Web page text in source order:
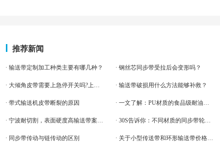
推荐新闻
· 输送带定制加工种类主要有哪几种？ · 钢丝芯同步带受拉后会变形吗？
· 输送带破损用什么方法能够补救？
· 带式输送机皮带断裂的原因
· 同步带传动与链传动的区别